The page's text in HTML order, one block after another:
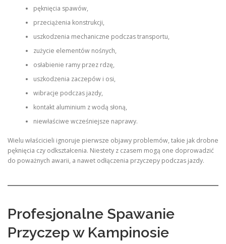
pęknięcia spawów,
przeciążenia konstrukcji,
uszkodzenia mechaniczne podczas transportu,
zużycie elementów nośnych,
osłabienie ramy przez rdzę,
uszkodzenia zaczepów i osi,
wibracje podczas jazdy,
kontakt aluminium z wodą słoną,
niewłaściwe wcześniejsze naprawy.
Wielu właścicieli ignoruje pierwsze objawy problemów, takie jak drobne
pęknięcia czy odkształcenia. Niestety z czasem mogą one doprowadzić
do poważnych awarii, a nawet odłączenia przyczepy podczas jazdy.
Profesjonalne Spawanie
Przyczep w Kampinosie